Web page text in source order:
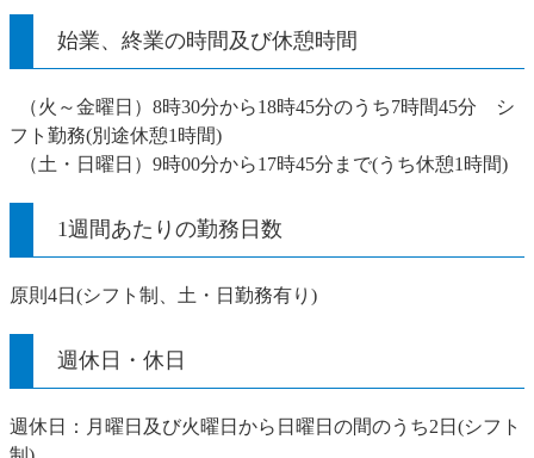
始業、終業の時間及び休憩時間
（火～金曜日）8時30分から18時45分のうち7時間45分 シ
フト勤務(別途休憩1時間)
（土・日曜日）9時00分から17時45分まで(うち休憩1時間)
1週間あたりの勤務日数
原則4日(シフト制、土・日勤務有り)
週休日・休日
週休日：月曜日及び火曜日から日曜日の間のうち2日(シフト